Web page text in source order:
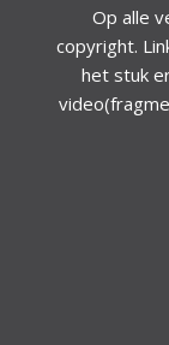
Op alle
copyright.
het stuk